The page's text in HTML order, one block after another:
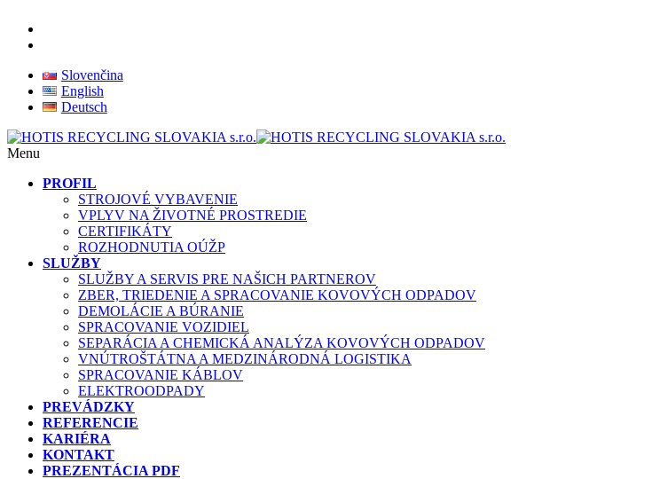
Slovenčina
English
Deutsch
Menu
PROFIL
STROJOVÉ VYBAVENIE
VPLYV NA ŽIVOTNÉ PROSTREDIE
CERTIFIKÁTY
ROZHODNUTIA OÚŽP
SLUŽBY
SLUŽBY A SERVIS PRE NAŠICH PARTNEROV
ZBER, TRIEDENIE A SPRACOVANIE KOVOVÝCH ODPADOV
DEMOLÁCIE A BÚRANIE
SPRACOVANIE VOZIDIEL
SEPARÁCIA A CHEMICKÁ ANALÝZA KOVOVÝCH ODPADOV
VNÚTROŠTÁTNA A MEDZINÁRODNÁ LOGISTIKA
SPRACOVANIE KÁBLOV
ELEKTROODPADY
PREVÁDZKY
REFERENCIE
KARIÉRA
KONTAKT
PREZENTÁCIA PDF